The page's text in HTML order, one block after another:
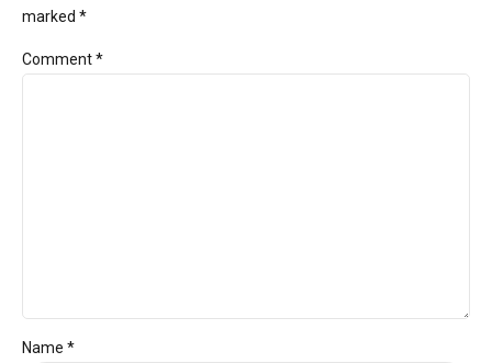
marked *
Comment*
Name *